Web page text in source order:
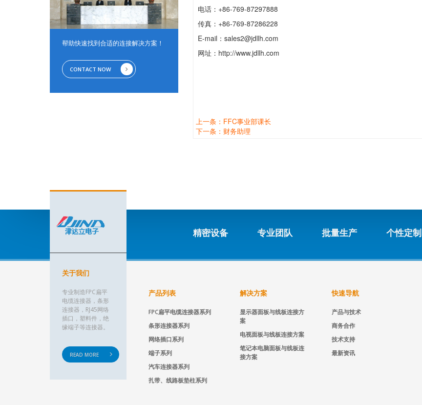
电话：+86-769-87297888
传真：+86-769-87286228
E-mail：sales2@jdllh.com
网址：http://www.jdllh.com
上一条：FFC事业部课长
下一条：财务助理
帮助快速找到合适的连接解决方案！
CONTACT NOW
精密设备 专业团队 批量生产 个性定制
关于我们
专业制造FPC扁平
电缆连接器，条形
连接器，RJ45网络
插口，塑料件，绝
缘端子等连接器。
READ MORE
产品列表
FPC扁平电缆连接器系列
条形连接器系列
网络插口系列
端子系列
汽车连接器系列
扎带、线路板垫柱系列
解决方案
显示器面板与线板连接方
案
电视面板与线板连接方案
笔记本电脑面板与线板连
接方案
快速导航
产品与技术
商务合作
技术支持
最新资讯